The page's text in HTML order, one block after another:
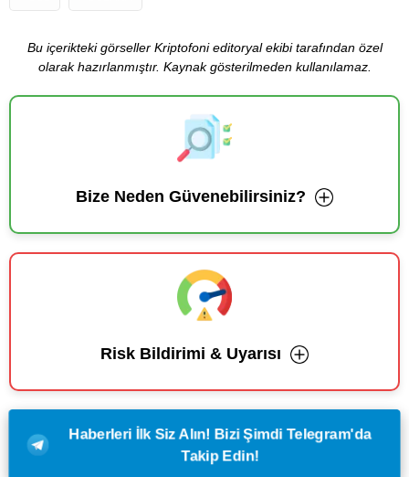
Bu içerikteki görseller Kriptofoni editoryal ekibi tarafından özel
olarak hazırlanmıştır. Kaynak gösterilmeden kullanılamaz.
Bize Neden Güvenebilirsiniz?
Risk Bildirimi & Uyarısı
Haberleri İlk Siz Alın! Bizi Şimdi Telegram'da
Takip Edin!